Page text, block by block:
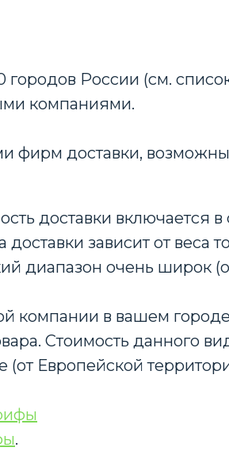
городов России (см.
компаниями.
фирм доставки,
доставки включается в
зависит от веса
диапазон очень широк
компании в вашем
Стоимость данного
Европейской
.